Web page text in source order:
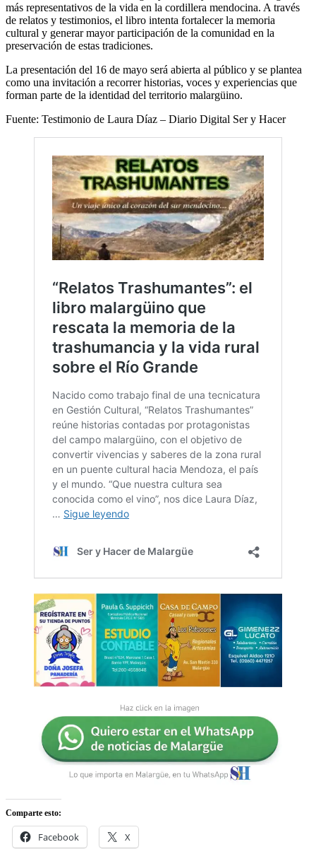
más representativos de la vida en la cordillera mendocina. A través
de relatos y testimonios, el libro intenta fortalecer la memoria
cultural y generar mayor participación de la comunidad en la
preservación de estas tradiciones.
La presentación del 16 de mayo será abierta al público y se plantea
como una invitación a recorrer historias, voces y experiencias que
forman parte de la identidad del territorio malargüino.
Fuente: Testimonio de Laura Díaz – Diario Digital Ser y Hacer
Comparte esto:
Facebook X